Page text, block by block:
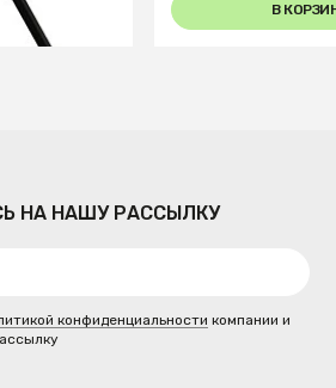
В
НА НАШУ РАССЫЛКУ
конфиденциальности компании и